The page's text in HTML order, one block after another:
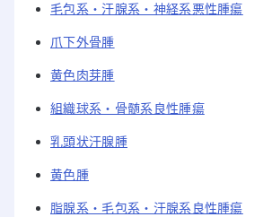
毛包系・汗腺系・神経系悪性腫瘍
爪下外骨腫
黄色肉芽腫
組織球系・骨髄系良性腫瘍
乳頭状汗腺腫
黄色腫
脂腺系・毛包系・汗腺系良性腫瘍